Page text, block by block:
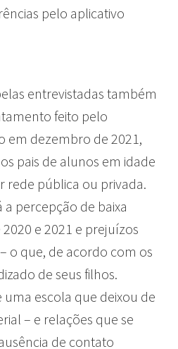
pelo aplicativo
entrevistadas também
feito pelo
em dezembro de 2021,
pais de alunos em idade
rede pública ou privada.
percepção de baixa
e 2021 e prejuízos
o que, de acordo com os
de seus filhos.
uma escola que deixou de
– e relações que se
de contato